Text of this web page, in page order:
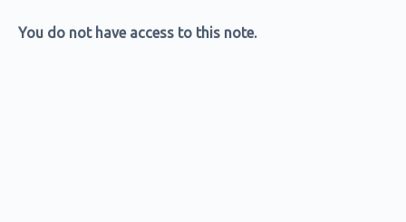
You do not have access to this note.